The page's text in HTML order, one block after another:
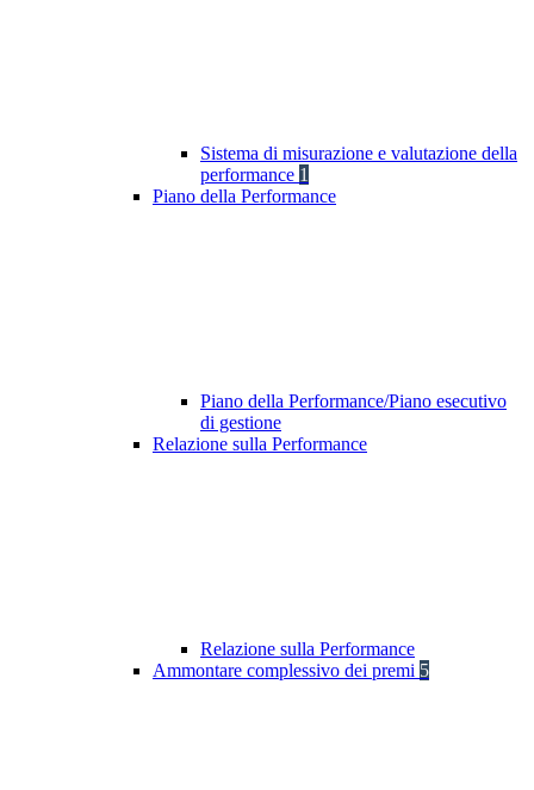
Sistema di misurazione e valutazione della
performance 1
Piano della Performance
Piano della Performance/Piano esecutivo
di gestione
Relazione sulla Performance
Relazione sulla Performance
Ammontare complessivo dei premi 5